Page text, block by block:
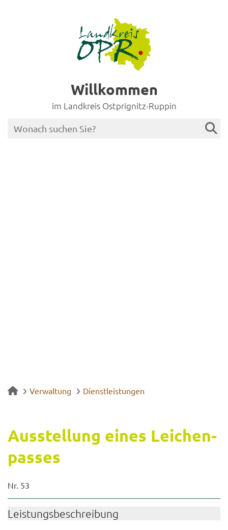
Willkommen
im Landkreis Ostprignitz-Ruppin
Verwaltung Dienstleistungen
Aus­stel­lung eines Lei­chen­
pas­ses
Nr. 53
Leis­tungs­be­schrei­bung